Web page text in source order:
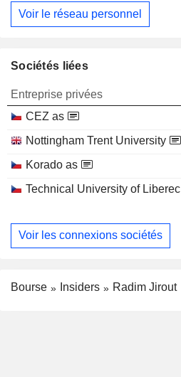
Voir le réseau personnel
Sociétés liées
Entreprise privées
CEZ as
Nottingham Trent University
Korado as
Technical University of Liberec
Voir les connexions sociétés
Bourse Insiders Radim Jirout